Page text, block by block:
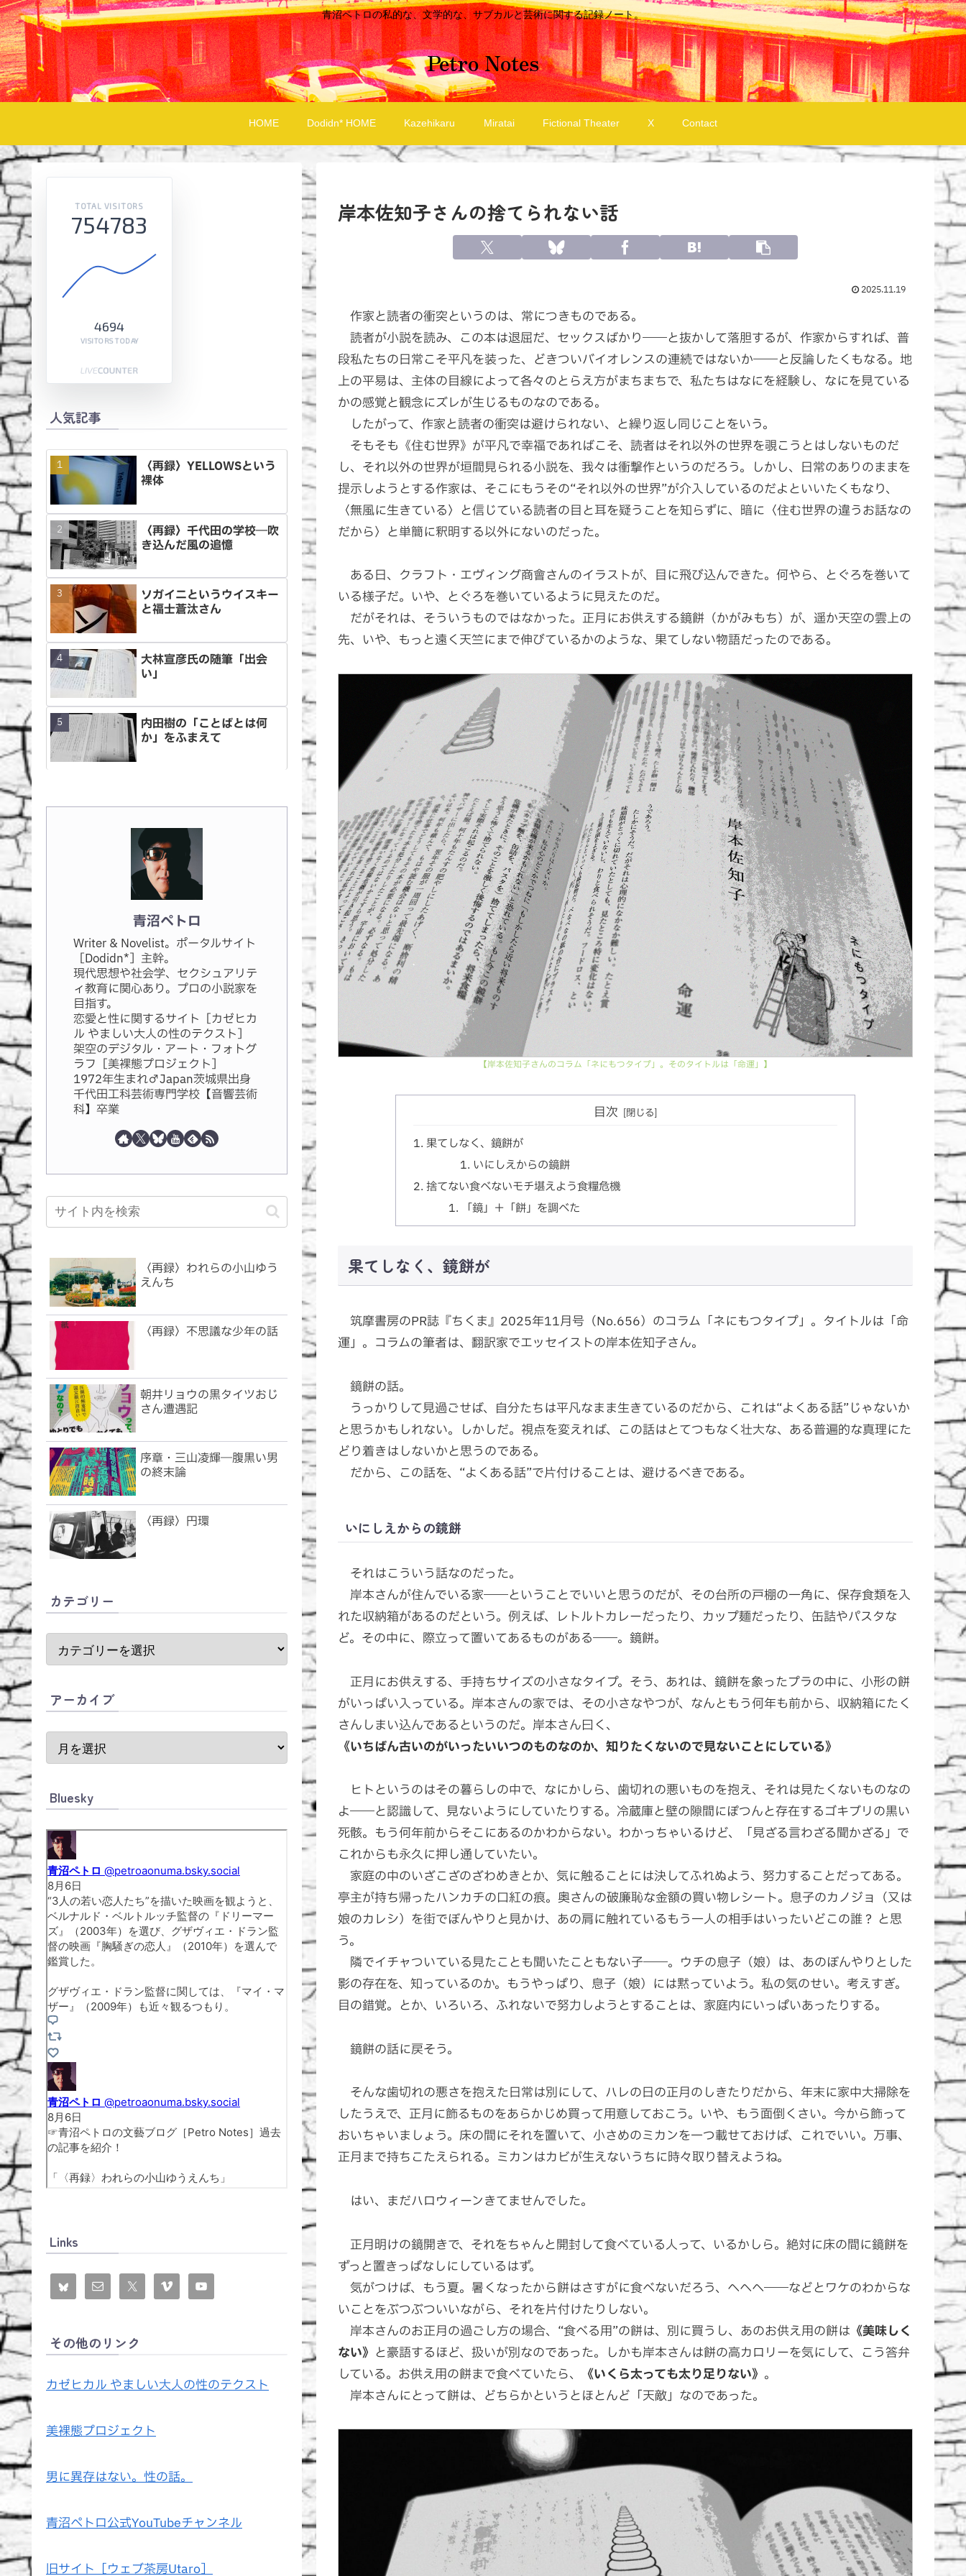
青沼ペトロの私的な、文学的な、サブカルと芸術に関する記録ノート。
Petro Notes
HOME Dodidn* HOME Kazehikaru Miratai Fictional Theater X Contact
岸本佐知子さんの捨てられない話
2025.11.19
作家と読者の衝突というのは、常につきものである。
読者が小説を読み、この本は退屈だ、セックスばかり――と抜かして落胆するが、作家からすれば、普
段私たちの日常こそ平凡を装った、どきついバイオレンスの連続ではないか――と反論したくもなる。地
上の平易は、主体の目線によって各々のとらえ方がまちまちで、私たちはなにを経験し、なにを見ている
かの感覚と観念にズレが生じるものなのである。
したがって、作家と読者の衝突は避けられない、と繰り返し同じことをいう。
そもそも《住む世界》が平凡で幸福であればこそ、読者はそれ以外の世界を覗こうとはしないものだ
し、それ以外の世界が垣間見られる小説を、我々は衝撃作というのだろう。しかし、日常のありのままを
提示しようとする作家は、そこにもうその“それ以外の世界”が介入しているのだよといいたくもなり、
〈無風に生きている〉と信じている読者の目と耳を疑うことを知らずに、暗に〈住む世界の違うお話なの
だから〉と単簡に釈明する以外にないのだった。
ある日、クラフト・エヴィング商會さんのイラストが、目に飛び込んできた。何やら、とぐろを巻いて
いる様子だ。いや、とぐろを巻いているように見えたのだ。
だがそれは、そういうものではなかった。正月にお供えする鏡餅（かがみもち）が、遥か天空の雲上の
先、いや、もっと遠く天竺にまで伸びているかのような、果てしない物語だったのである。
【岸本佐知子さんのコラム「ネにもつタイプ」。そのタイトルは「命運」】
目次
果てしなく、鏡餅が
いにしえからの鏡餅
捨てない食べないモチ堪えよう食糧危機
「鏡」＋「餅」を調べた
果てしなく、鏡餅が
筑摩書房のPR誌『ちくま』2025年11月号（No.656）のコラム「ネにもつタイプ」。タイトルは「命
運」。コラムの筆者は、翻訳家でエッセイストの岸本佐知子さん。
鏡餅の話。
うっかりして見過ごせば、自分たちは平凡なまま生きているのだから、これは“よくある話”じゃないか
と思うかもしれない。しかしだ。視点を変えれば、この話はとてつもなく壮大な、ある普遍的な真理にた
どり着きはしないかと思うのである。
だから、この話を、“よくある話”で片付けることは、避けるべきである。
いにしえからの鏡餅
それはこういう話なのだった。
岸本さんが住んでいる家――ということでいいと思うのだが、その台所の戸棚の一角に、保存食類を入
れた収納箱があるのだという。例えば、レトルトカレーだったり、カップ麺だったり、缶詰やパスタな
ど。その中に、際立って置いてあるものがある――。鏡餅。
正月にお供えする、手持ちサイズの小さなタイプ。そう、あれは、鏡餅を象ったプラの中に、小形の餅
がいっぱい入っている。岸本さんの家では、その小さなやつが、なんともう何年も前から、収納箱にたく
さんしまい込んであるというのだ。岸本さん曰く、
《いちばん古いのがいったいいつのものなのか、知りたくないので見ないことにしている》
ヒトというのはその暮らしの中で、なにかしら、歯切れの悪いものを抱え、それは見たくないものなの
よ――と認識して、見ないようにしていたりする。冷蔵庫と壁の隙間にぽつんと存在するゴキブリの黒い
死骸。もう何年前からそこにあるのかわからない。わかっちゃいるけど、「見ざる言わざる聞かざる」で
これからも永久に押し通していたい。
家庭の中のいざこざのざわめきとか、気に触ることには決してふれぬよう、努力することだってある。
亭主が持ち帰ったハンカチの口紅の痕。奥さんの破廉恥な金額の買い物レシート。息子のカノジョ（又は
娘のカレシ）を街でぼんやりと見かけ、あの肩に触れているもう一人の相手はいったいどこの誰？ と思
う。
隣でイチャついている見たことも聞いたこともない子――。ウチの息子（娘）は、あのぼんやりとした
影の存在を、知っているのか。もうやっぱり、息子（娘）には黙っていよう。私の気のせい。考えすぎ。
目の錯覚。とか、いろいろ、ふれないで努力しようとすることは、家庭内にいっぱいあったりする。
鏡餅の話に戻そう。
そんな歯切れの悪さを抱えた日常は別にして、ハレの日の正月のしきたりだから、年末に家中大掃除を
したうえで、正月に飾るものをあらかじめ買って用意しておこう。いや、もう面倒くさい。今から飾って
おいちゃいましょう。床の間にそれを置いて、小さめのミカンを一つ載せておけば、これでいい。万事、
正月まで持ちこたえられる。ミカンはカビが生えないうちに時々取り替えようね。
はい、まだハロウィーンきてませんでした。
正月明けの鏡開きで、それをちゃんと開封して食べている人って、いるかしら。絶対に床の間に鏡餅を
ずっと置きっぱなしにしているはず。
気がつけば、もう夏。暑くなったから餅はさすがに食べないだろう、ヘヘヘ――などとワケのわからな
いことをぶつぶついいながら、それを片付けたりしない。
岸本さんのお正月の過ごし方の場合、“食べる用”の餅は、別に買うし、あのお供え用の餅は 《美味しく
ない》 と豪語するほど、扱いが別なのであった。しかも岸本さんは餅の高カロリーを気にして、こう答弁
している。お供え用の餅まで食べていたら、
《いくら太っても太り足りない》 。
岸本さんにとって餅は、どちらかというとほとんど「天敵」なのであった。
TOTAL VISITORS
754783
4694
VISITORS TODAY
人気記事
〈再録〉YELLOWSという
裸体
〈再録〉千代田の学校―吹
き込んだ風の追憶
ソガイニというウイスキー
と福士蒼汰さん
大林宣彦氏の随筆「出会
い」
内田樹の「ことばとは何
か」をふまえて
青沼ペトロ
Writer & Novelist。ポータルサイト
［Dodidn*］主幹。
現代思想や社会学、セクシュアリテ
ィ教育に関心あり。プロの小説家を
目指す。
恋愛と性に関するサイト［カゼヒカ
ル やましい大人の性のテクスト］
架空のデジタル・アート・フォトグ
ラフ［美裸態プロジェクト］
1972年生まれ♂Japan茨城県出身
千代田工科芸術専門学校【音響芸術
科】卒業
〈再録〉われらの小山ゆう
えんち
〈再録〉不思議な少年の話
朝井リョウの黒タイツおじ
さん遭遇記
序章・三山凌輝―腹黒い男
の終末論
〈再録〉円環
カテゴリー
アーカイブ
Bluesky
Links
その他のリンク
カゼヒカル やましい大人の性のテクスト
美裸態プロジェクト
男に異存はない。性の話。
青沼ペトロ公式YouTubeチャンネル
旧サイト［ウェブ茶房Utaro］